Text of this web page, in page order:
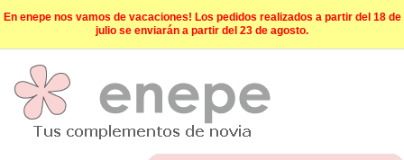
En enepe nos vamos de vacaciones! Los pedidos realizados a partir del 18 de
julio se enviarán a partir del 23 de agosto.